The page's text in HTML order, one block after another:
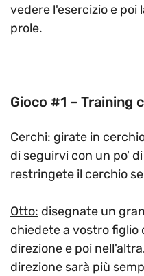
vedere l'esercizio e poi
prole.
Gioco #1 – Training
Cerchi: girate in
di seguirvi con un po'
restringete il cerchio
Otto: disegnate un
chiedete a vostro figlio
direzione e poi
direzione sarà più